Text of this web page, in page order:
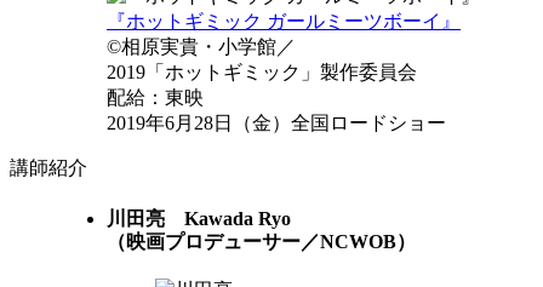
『ホットギミック ガールミーツボーイ』
©相原実貴・小学館／
2019「ホットギミック」製作委員会
配給：東映
2019年6月28日（金）全国ロードショー
講師紹介
川田亮 Kawada Ryo
（映画プロデューサー／NCWOB）